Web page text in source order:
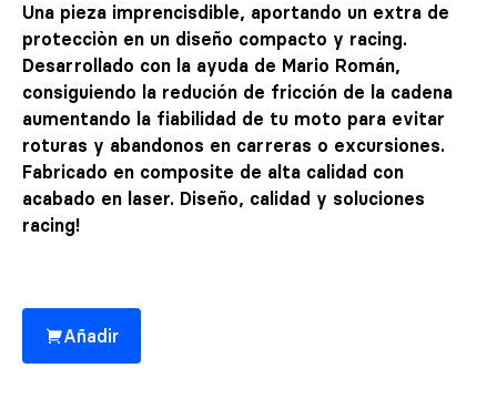
Una pieza imprencisdible, aportando un extra de
protecciòn en un diseño compacto y racing.
Desarrollado con la ayuda de Mario Román,
consiguiendo la redución de fricción de la cadena
aumentando la fiabilidad de tu moto para evitar
roturas y abandonos en carreras o excursiones.
Fabricado en composite de alta calidad con
acabado en laser. Diseño, calidad y soluciones
racing!
Añadir